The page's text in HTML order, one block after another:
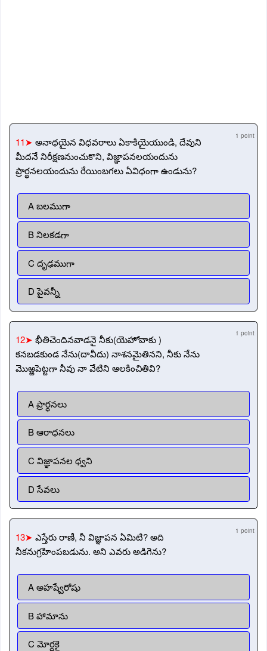
11➤ అనాథయైన విధవరాలు ఏకాకియైయుండి, దేవుని
మీదనే నిరీక్షణనుంచుకొని, విజ్ఞాపనలయందును
ప్రార్థనలయందును రేయింబగలు ఏవిధంగా ఉండును?
1 point
A బలముగా
B నిలకడగా
C దృఢముగా
D పైవన్నీ
12➤ భీతిచెందినవాడనై నీకు(యెహోవాకు )
కనబడకుండ నేను(దావీదు) నాశనమైతినని, నీకు నేను
మొఱ్ఱపెట్టగా నీవు నా వేటిని ఆలకించితివి?
1 point
A ప్రార్ధనలు
B ఆరాధనలు
C విజ్ఞాపనల ధ్వని
D సేవలు
13➤ ఎస్తేరు రాణీ, నీ విజ్ఞాపన ఏమిటి? అది
నీకనుగ్రహింపబడును. అని ఎవరు అడిగెను?
1 point
A అహష్వేరోషు
B హామాను
C మోర్ధకై